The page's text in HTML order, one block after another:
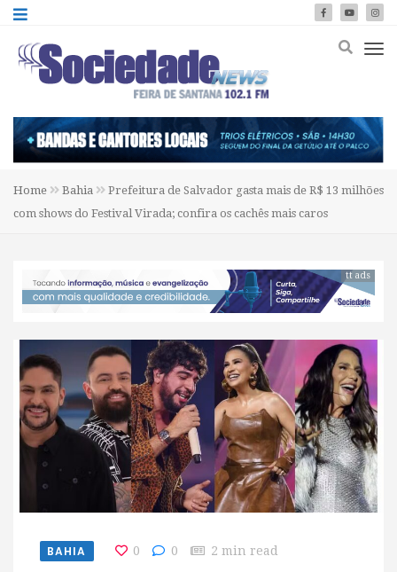
Home Bahia
Prefeitura de Salvador gasta mais de R$ 13 milhões
com shows do Festival Virada; confira os cachês mais caros
tt ads
BAHIA 0 0 2 min read